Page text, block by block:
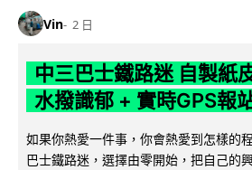
Vin 2 日
中三巴士鐵路迷 自製紙
水撥識郁 + 實時GPS報
如果你熱愛一件事，你會熱愛到怎樣的
巴士鐵路迷，選擇由零開始，把自己的